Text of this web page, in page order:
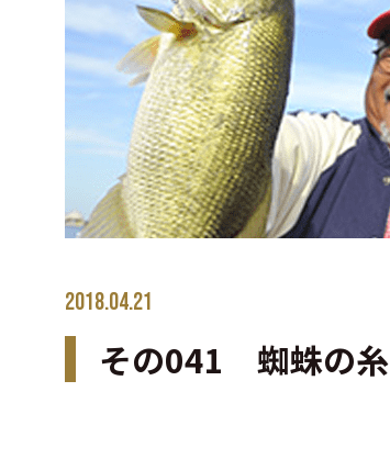
2018.04.21
その041 蜘蛛の糸